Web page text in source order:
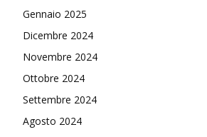
Gennaio 2025
Dicembre 2024
Novembre 2024
Ottobre 2024
Settembre 2024
Agosto 2024